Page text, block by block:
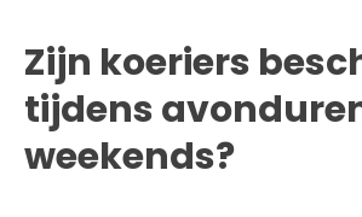
Zijn koeriers
tijdens
weekends?